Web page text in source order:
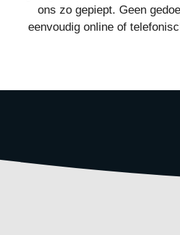
ons zo gepiept. Geen
eenvoudig online of